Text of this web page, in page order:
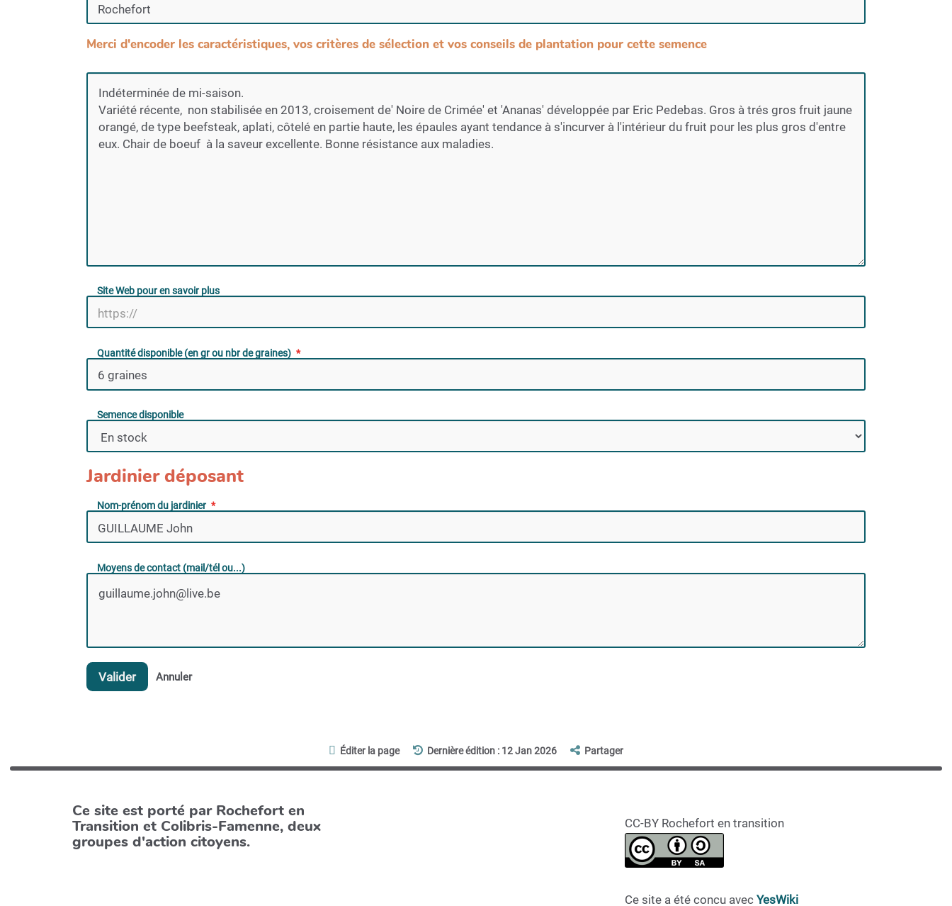
Merci d'encoder les caractéristiques, vos critères de sélection et vos conseils de plantation pour cette semence
Site Web pour en savoir plus
Quantité disponible (en gr ou nbr de graines)
Semence disponible
Jardinier déposant
Nom-prénom du jardinier
Moyens de contact (mail/tél ou...)
Valider Annuler
Éditer la page Dernière édition : 12 Jan 2026 Partager
Ce site est porté par Rochefort en
Transition et Colibris-Famenne, deux
groupes d'action citoyens.
CC-BY Rochefort en transition
Ce site a été concu avec YesWiki